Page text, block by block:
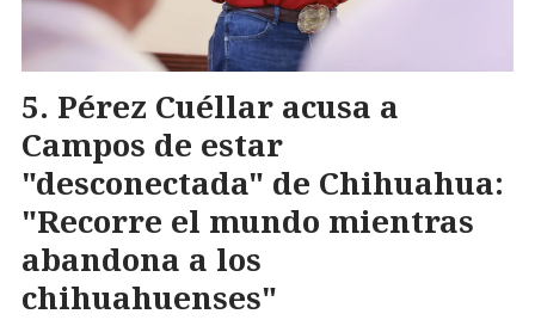
Pérez Cuéllar acusa a
Campos de estar
"desconectada" de Chihuahua:
"Recorre el mundo mientras
abandona a los
chihuahuenses"